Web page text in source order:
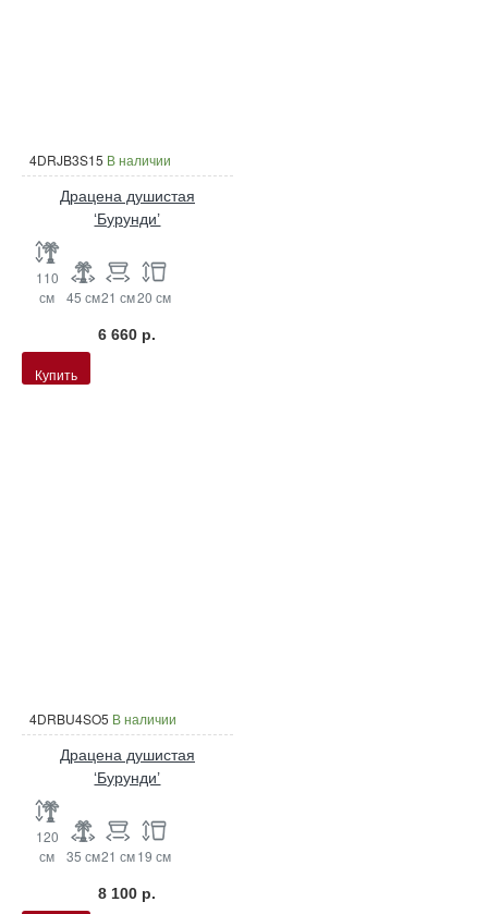
4DRJB3S15 В наличии
Драцена душистая
‘Бурунди’
110
см
45 см21 см20 см
6 660 р.
Купить
4DRBU4SO5 В наличии
Драцена душистая
‘Бурунди’
120
см
35 см21 см19 см
8 100 р.